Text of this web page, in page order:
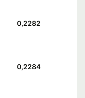
0,2282
0,2284